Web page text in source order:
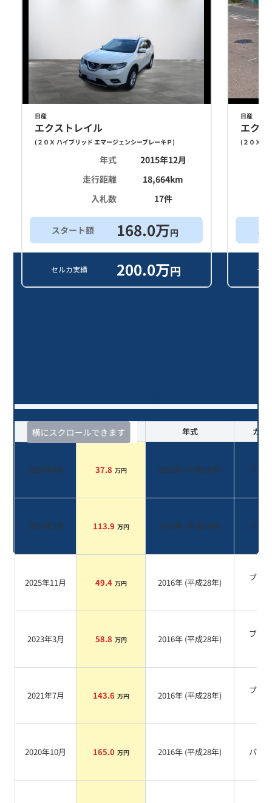
日産
エクストレイル
( ２０Ｘ ハイブリッド エマージェンシーブレーキＰ)
年式
2015年12月
走行距離
18,664km
入札数
17件
スタート額 168.0万円
セルカ実績 200.0万円
日産
エク
( ２０Ｘ ハ
セ
横にスクロールできます
査定時期 セルカ実績 年式 カラ
2026年4月 37.8 万円 2016年 (平成28年) パール
2026年3月 113.9 万円 2016年 (平成28年) パール
2025年11月 49.4 万円 2016年 (平成28年)
ブラ
2023年3月 58.8 万円 2016年 (平成28年)
ブラ
2021年7月 143.6 万円 2016年 (平成28年)
ブラ
2020年10月 165.0 万円 2016年 (平成28年) パール